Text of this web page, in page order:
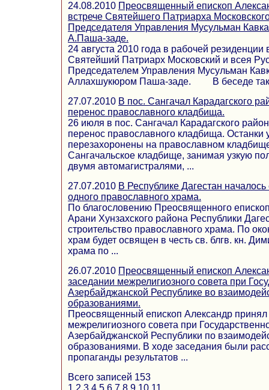
24.08.2010 Преосвященный епископ
встрече Святейшего Патриарха
Председателя Управления Мусульман
А.Паша-заде.
24 августа 2010 года в рабочей резиденции
Святейший Патриарх Московский и всея
Председателем Управления Мусульман
Аллахшукюром Паша-заде. В беседе
27.07.2010 В пос. Сангачал Карадагского
перенос православного кладбища.
26 июля в пос. Сангачал Карадагского
перенос православного кладбища. Останки
перезахоронены на православном
Сангачальское кладбище, занимая узкую
двумя автомагистралями, ...
27.07.2010 В Республике Дагестан
одного православного храма.
По благословению Преосвященного
Арани Хунзахского района Республики
строительство православного храма. По
храм будет освящен в честь св. блгв. кн.
храма по ...
26.07.2010 Преосвященный епископ
заседании межрелигиозного совета при
Азербайджанской Республике во
образованиями.
Преосвященный епископ Александр принял
межрелигиозного совета при
Азербайджанской Республики по
образованиями. В ходе заседания были
пропаганды результатов ...
Всего записей 153
1 2 3 4 5 6 7 8 9 10 11